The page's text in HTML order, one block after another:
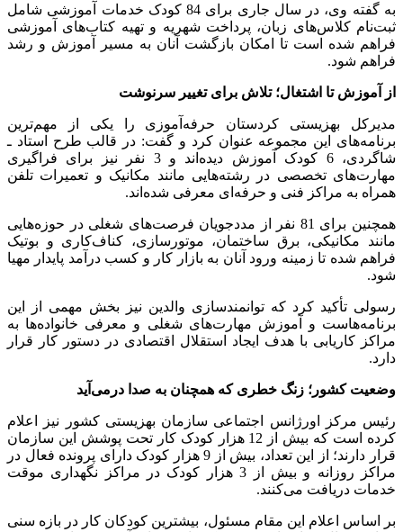
به گفته وی، در سال جاری برای 84 کودک خدمات آموزشی شامل
ثبت‌نام کلاس‌های زبان، پرداخت شهریه و تهیه کتاب‌های آموزشی
فراهم شده است تا امکان بازگشت آنان به مسیر آموزش و رشد
فراهم شود.
از آموزش تا اشتغال؛ تلاش برای تغییر سرنوشت
مدیرکل بهزیستی کردستان حرفه‌آموزی را یکی از مهم‌ترین
برنامه‌های این مجموعه عنوان کرد و گفت: در قالب طرح استاد ـ
شاگردی، 6 کودک آموزش دیده‌اند و 3 نفر نیز برای فراگیری
مهارت‌های تخصصی در رشته‌هایی مانند مکانیک و تعمیرات تلفن
همراه به مراکز فنی و حرفه‌ای معرفی شده‌اند.
همچنین برای 81 نفر از مددجویان فرصت‌های شغلی در حوزه‌هایی
مانند مکانیکی، برق ساختمان، موتورسازی، کناف‌کاری و بوتیک
فراهم شده تا زمینه ورود آنان به بازار کار و کسب درآمد پایدار مهیا
شود.
رسولی تأکید کرد که توانمندسازی والدین نیز بخش مهمی از این
برنامه‌هاست و آموزش مهارت‌های شغلی و معرفی خانواده‌ها به
مراکز کاریابی با هدف ایجاد استقلال اقتصادی در دستور کار قرار
دارد.
وضعیت کشور؛ زنگ خطری که همچنان به صدا درمی‌آید
رئیس مرکز اورژانس اجتماعی سازمان بهزیستی کشور نیز اعلام
کرده است که بیش از 12 هزار کودک کار تحت پوشش این سازمان
قرار دارند؛ از این تعداد، بیش از 9 هزار کودک دارای پرونده فعال در
مراکز روزانه و بیش از 3 هزار کودک در مراکز نگهداری موقت
خدمات دریافت می‌کنند.
بر اساس اعلام این مقام مسئول، بیشترین کودکان کار در بازه سنی